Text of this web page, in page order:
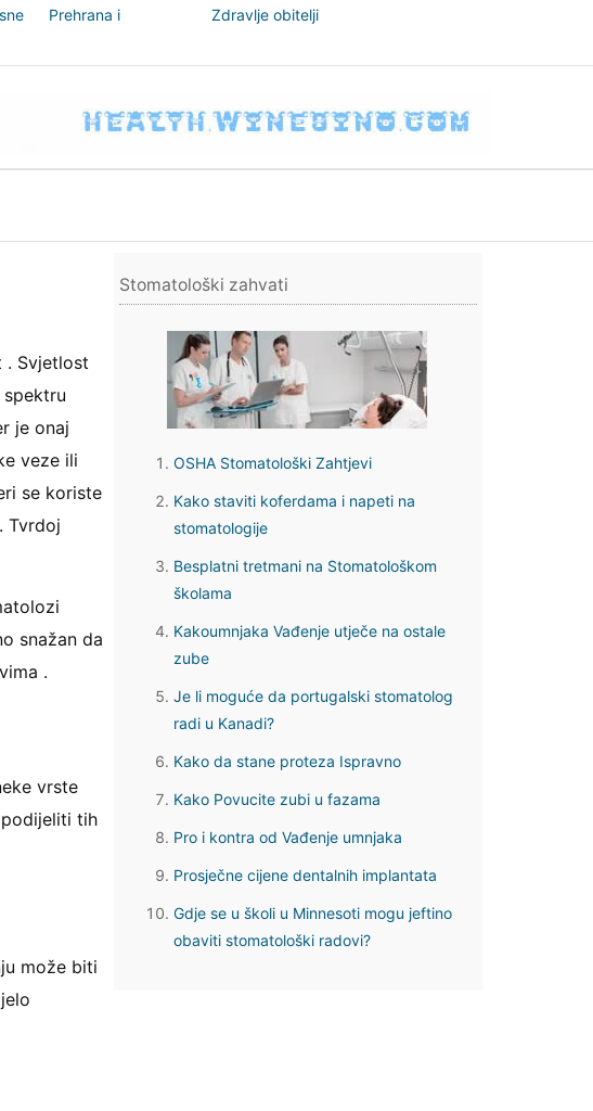
Prehrana i
Zdravlje obitelji
. Svjetlost
je onaj
veze ili
se koriste
Tvrdoj
snažan da
.
vrste
tih
može biti
Stomatološki zahvati
OSHA Stomatološki Zahtjevi
Kako staviti koferdama i napeti na
stomatologije
Besplatni tretmani na Stomatološkom
školama
Kakoumnjaka Vađenje utječe na ostale
zube
Je li moguće da portugalski stomatolog
radi u Kanadi?
Kako da stane proteza Ispravno
Kako Povucite zubi u fazama
Pro i kontra od Vađenje umnjaka
Prosječne cijene dentalnih implantata
Gdje se u školi u Minnesoti mogu jeftino
obaviti stomatološki radovi?